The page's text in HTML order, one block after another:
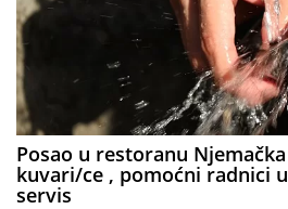
Posao u restoranu
kuvari/ce , pomoćni radnici
servis